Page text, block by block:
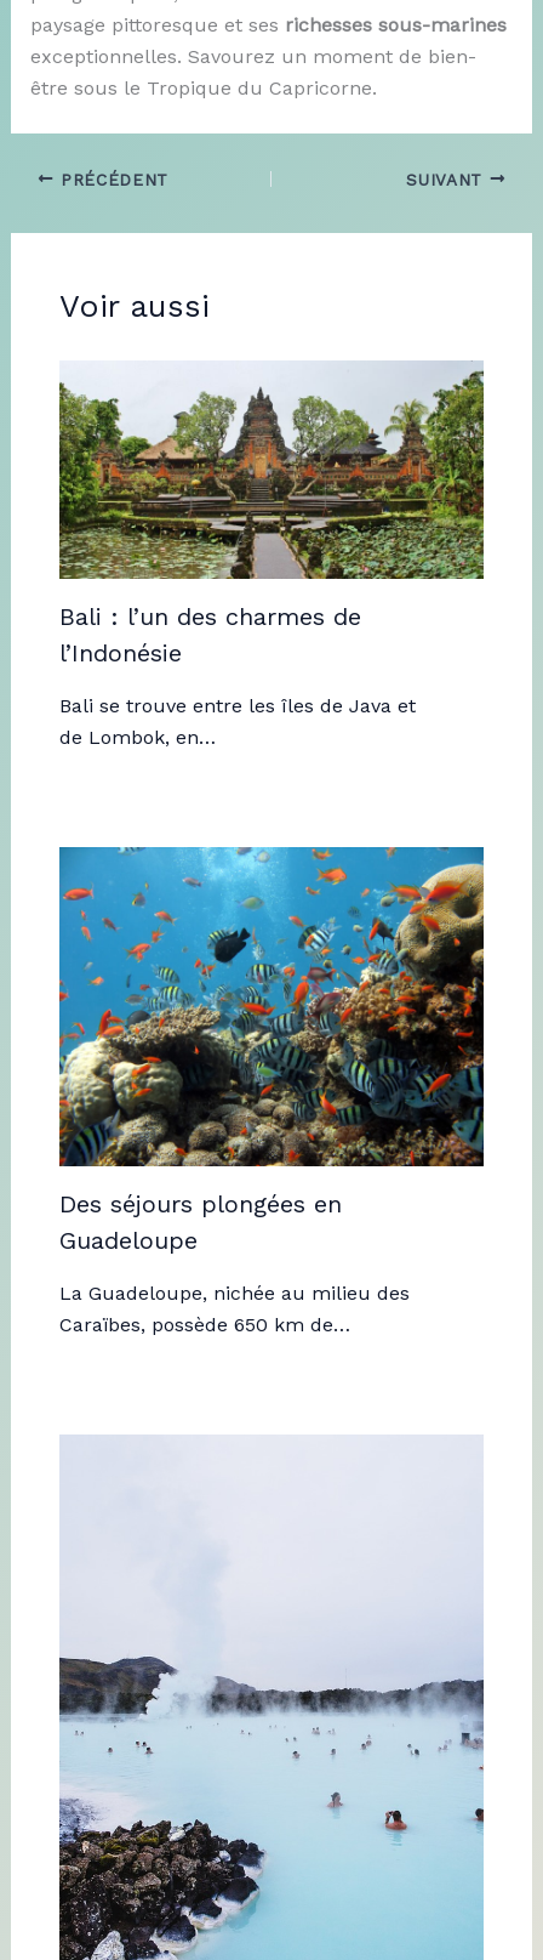
paysage pittoresque et ses richesses sous-marines
exceptionnelles. Savourez un moment de bien-
être sous le Tropique du Capricorne.
PRÉCÉDENT SUIVANT
Voir aussi
Bali : l’un des charmes de
l’Indonésie
Bali se trouve entre les îles de Java et
de Lombok, en…
Des séjours plongées en
Guadeloupe
La Guadeloupe, nichée au milieu des
Caraïbes, possède 650 km de…